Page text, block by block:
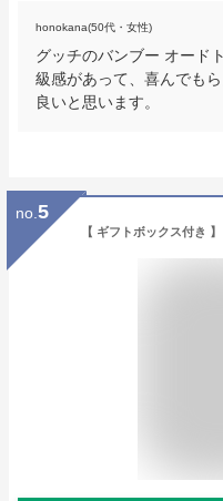
honokana(50代・女性)
グッチのバンブー オード
級感があって、喜んでも
良いと思います。
no. 5